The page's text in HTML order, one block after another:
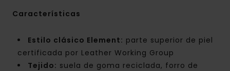
Características
Estilo clásico Element: parte superior de piel
certificada por Leather Working Group
Tejido: suela de goma reciclada, forro de